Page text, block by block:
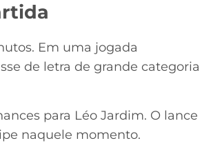
Em uma jogada
de letra de grande categoria
para Léo Jardim. O lance
naquele momento.